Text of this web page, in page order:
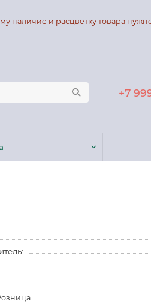
наличие и расцветку товара
+7